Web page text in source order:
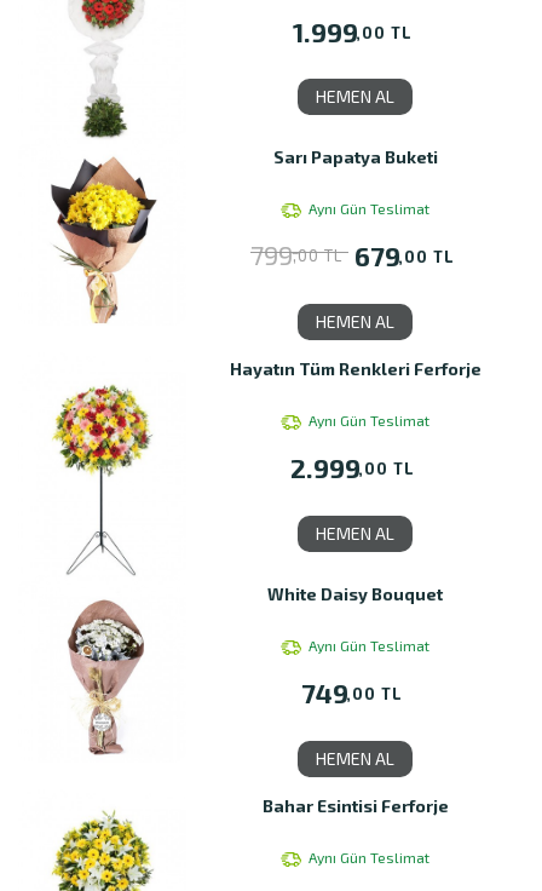
1.999,00 TL
HEMEN AL
Sarı Papatya Buketi
Aynı Gün Teslimat
799,00 TL 679,00 TL
HEMEN AL
Hayatın Tüm Renkleri Ferforje
Aynı Gün Teslimat
2.999,00 TL
HEMEN AL
White Daisy Bouquet
Aynı Gün Teslimat
749,00 TL
HEMEN AL
Bahar Esintisi Ferforje
Aynı Gün Teslimat